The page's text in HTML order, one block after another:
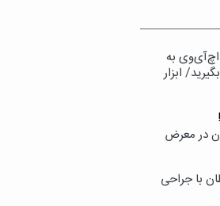
به
ابزار
در معرض
با جراحی